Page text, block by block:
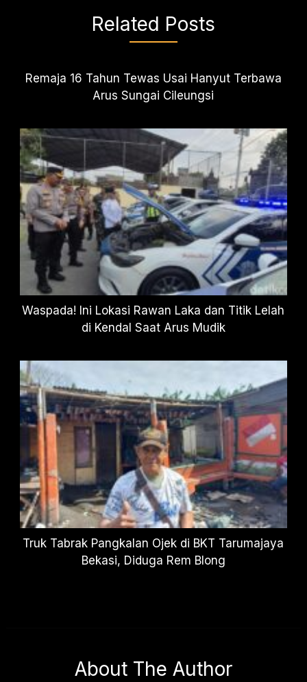
Related Posts
Remaja 16 Tahun Tewas Usai Hanyut Terbawa
Arus Sungai Cileungsi
Waspada! Ini Lokasi Rawan Laka dan Titik Lelah
di Kendal Saat Arus Mudik
Truk Tabrak Pangkalan Ojek di BKT Tarumajaya
Bekasi, Diduga Rem Blong
About The Author